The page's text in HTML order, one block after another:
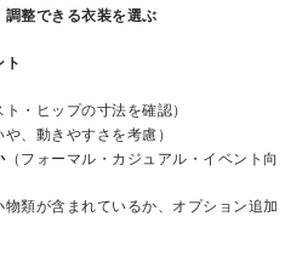
整できる衣装を選ぶ
・ヒップの寸法を確認）
、動きやすさを考慮）
（フォーマル・カジュアル・イベント向
物類が含まれているか、オプション追加